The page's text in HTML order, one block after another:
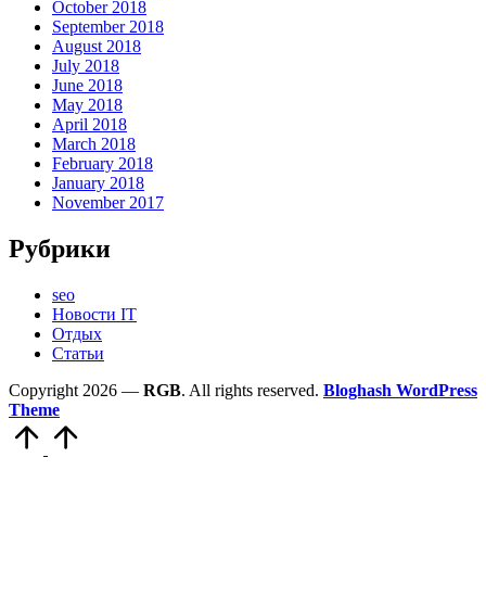
October 2018
September 2018
August 2018
July 2018
June 2018
May 2018
April 2018
March 2018
February 2018
January 2018
November 2017
Рубрики
seo
Новости IT
Отдых
Статьи
Copyright 2026 — RGB. All rights reserved. Bloghash WordPress
Theme